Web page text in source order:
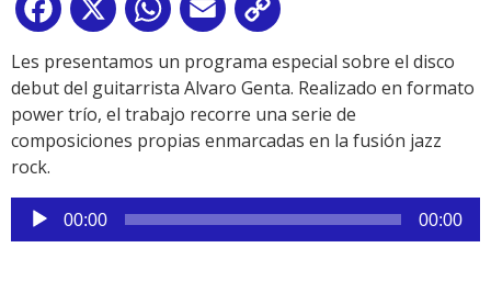
Facebook
X WhatsApp
Email
Link
Les presentamos un programa especial sobre el disco
debut del guitarrista Alvaro Genta. Realizado en formato
power trío, el trabajo recorre una serie de
composiciones propias enmarcadas en la fusión jazz
rock.
Reproductor
de
00:00 00:00